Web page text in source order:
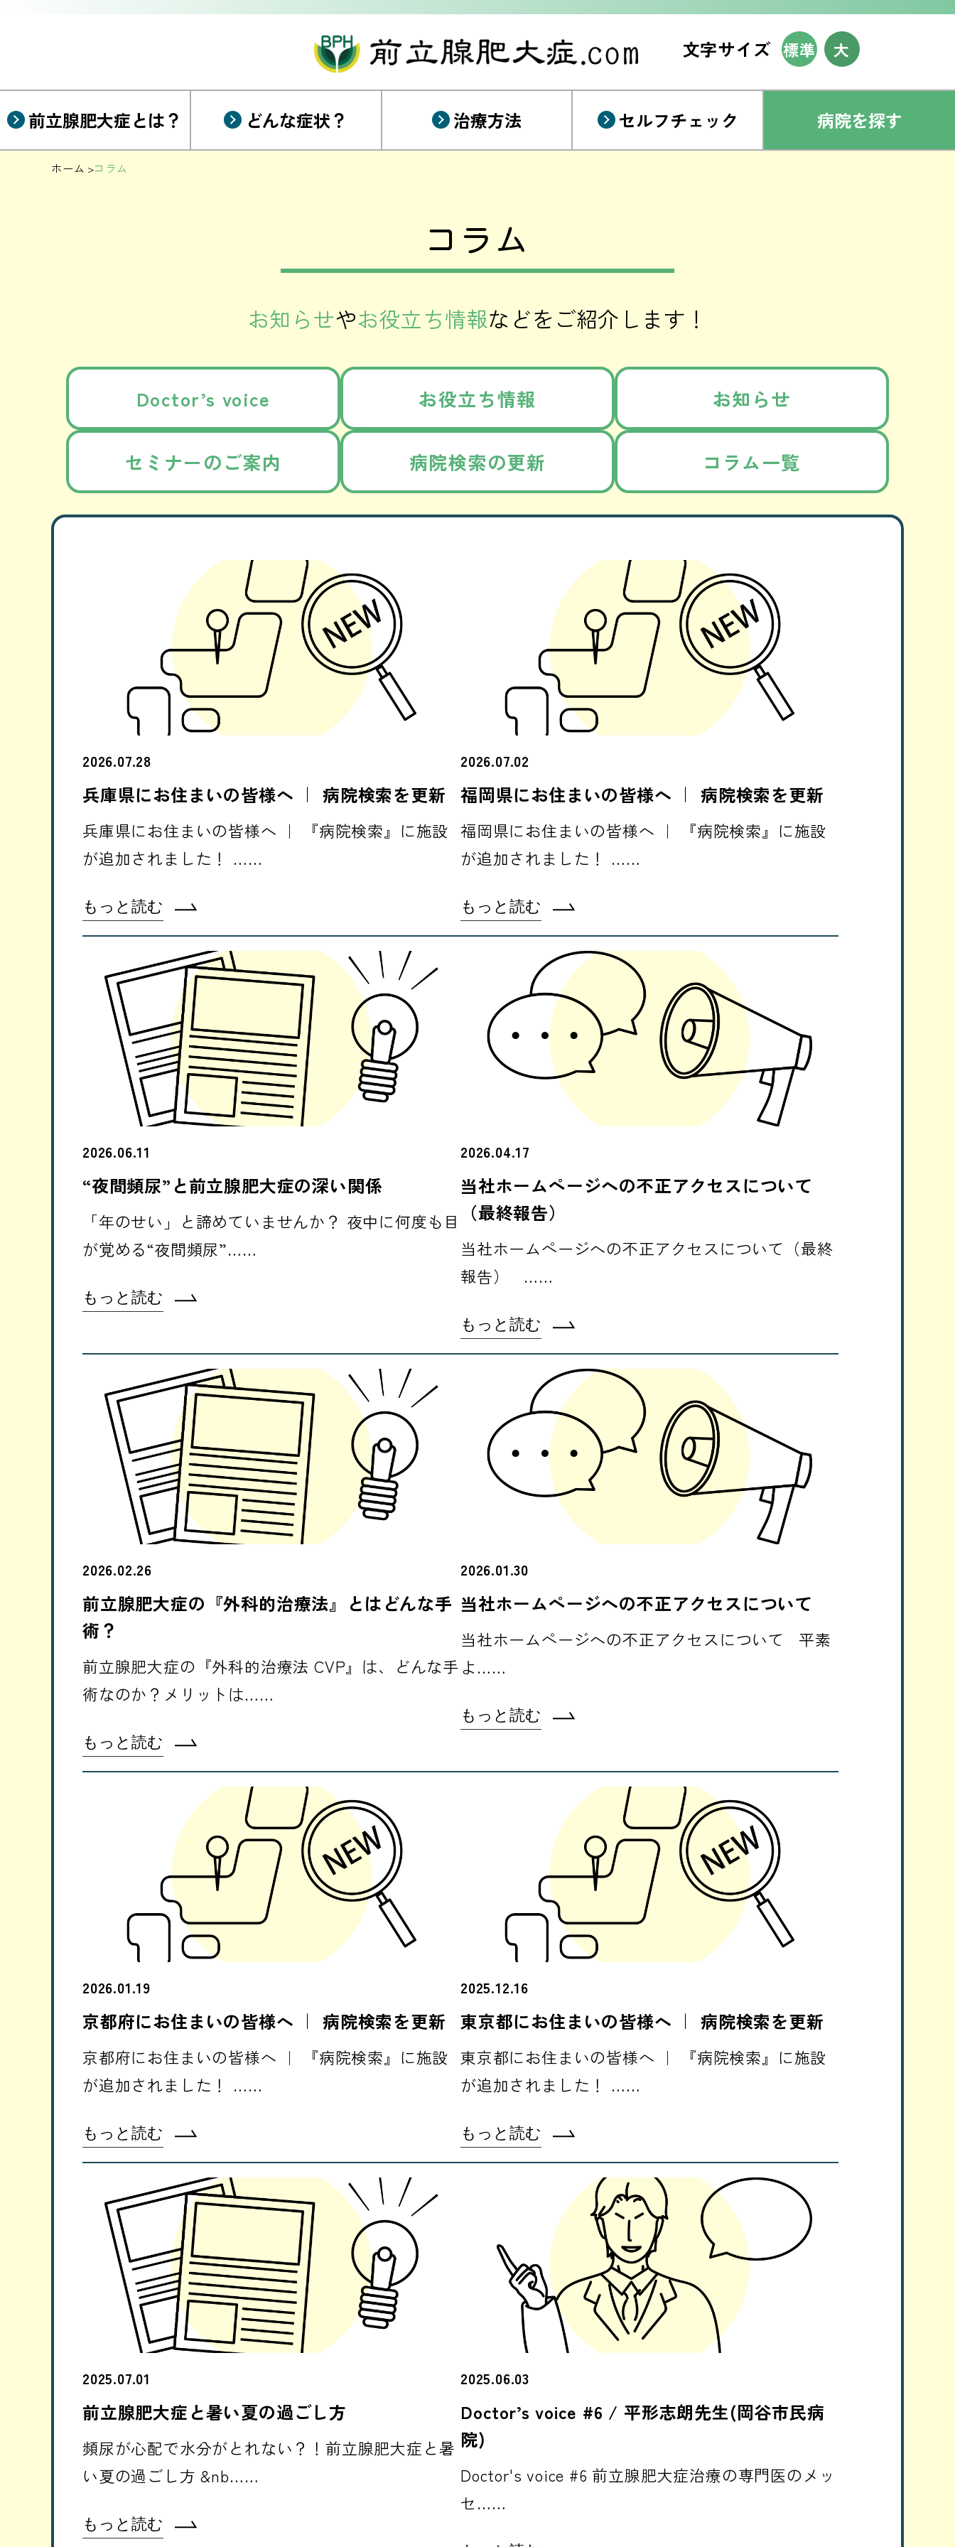
文字サイズ 標準 大
前立腺肥大症とは？ どんな症状？ 治療方法 セルフチェック 病院を探す
ホーム コラム
コラム
お知らせやお役立ち情報などをご紹介します！
Doctor’s voice お役立ち情報 お知らせ
セミナーのご案内 病院検索の更新 コラム一覧
2026.07.28
兵庫県にお住まいの皆様へ ｜ 病院検索を更新
兵庫県にお住まいの皆様へ ｜ 『病院検索』に施設
が追加されました！ ……
もっと読む
2026.07.02
福岡県にお住まいの皆様へ ｜ 病院検索を更新
福岡県にお住まいの皆様へ ｜ 『病院検索』に施設
が追加されました！ ……
もっと読む
2026.06.11
“夜間頻尿”と前立腺肥大症の深い関係
「年のせい」と諦めていませんか？ 夜中に何度も目
が覚める“夜間頻尿”……
もっと読む
2026.04.17
当社ホームページへの不正アクセスについて
（最終報告）
当社ホームページへの不正アクセスについて（最終
報告） ……
もっと読む
2026.02.26
前立腺肥大症の『外科的治療法』とはどんな手
術？
前立腺肥大症の『外科的治療法 CVP』は、どんな手
術なのか？メリットは……
もっと読む
2026.01.30
当社ホームページへの不正アクセスについて
当社ホームページへの不正アクセスについて 平素
よ……
もっと読む
2026.01.19
京都府にお住まいの皆様へ ｜ 病院検索を更新
京都府にお住まいの皆様へ ｜ 『病院検索』に施設
が追加されました！ ……
もっと読む
2025.12.16
東京都にお住まいの皆様へ ｜ 病院検索を更新
東京都にお住まいの皆様へ ｜ 『病院検索』に施設
が追加されました！ ……
もっと読む
2025.07.01
前立腺肥大症と暑い夏の過ごし方
頻尿が心配で水分がとれない？！前立腺肥大症と暑
い夏の過ごし方 &nb……
もっと読む
2025.06.03
Doctor’s voice #6 / 平形志朗先生(岡谷市民病
院)
Doctor's voice #6 前立腺肥大症治療の専門医のメッ
セ……